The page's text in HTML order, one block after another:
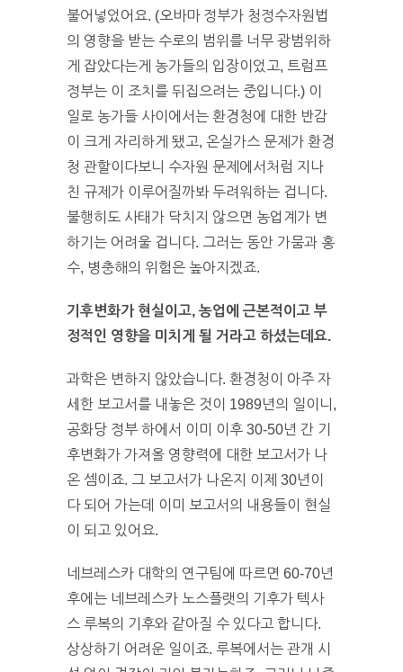
불어넣었어요. (오바마 정부가 청정수자원법
의 영향을 받는 수로의 범위를 너무 광범위하
게 잡았다는게 농가들의 입장이었고, 트럼프
정부는 이 조치를 뒤집으려는 중입니다.) 이
일로 농가들 사이에서는 환경청에 대한 반감
이 크게 자리하게 됐고, 온실가스 문제가 환경
청 관할이다보니 수자원 문제에서처럼 지나
친 규제가 이루어질까봐 두려워하는 겁니다.
불행히도 사태가 닥치지 않으면 농업계가 변
하기는 어려울 겁니다. 그러는 동안 가뭄과 홍
수, 병충해의 위험은 높아지겠죠.
기후변화가 현실이고, 농업에 근본적이고 부
정적인 영향을 미치게 될 거라고 하셨는데요.
과학은 변하지 않았습니다. 환경청이 아주 자
세한 보고서를 내놓은 것이 1989년의 일이니,
공화당 정부 하에서 이미 이후 30-50년 간 기
후변화가 가져올 영향력에 대한 보고서가 나
온 셈이죠. 그 보고서가 나온지 이제 30년이
다 되어 가는데 이미 보고서의 내용들이 현실
이 되고 있어요.
네브레스카 대학의 연구팀에 따르면 60-70년
후에는 네브레스카 노스플랫의 기후가 텍사
스 루복의 기후와 같아질 수 있다고 합니다.
상상하기 어려운 일이죠. 루복에서는 관개 시